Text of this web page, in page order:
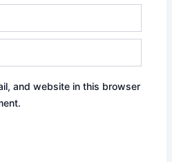
and website in this browser